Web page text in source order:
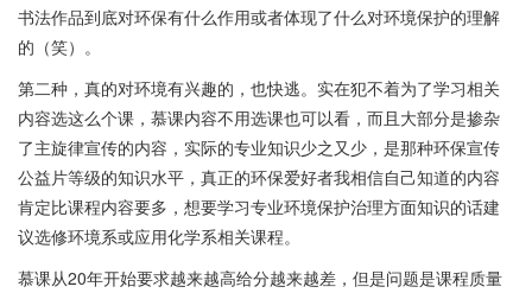
书法作品到底对环保有什么作用或者体现了什么对环境保护的理解
的（笑）。
第二种，真的对环境有兴趣的，也快逃。实在犯不着为了学习相关
内容选这么个课，慕课内容不用选课也可以看，而且大部分是掺杂
了主旋律宣传的内容，实际的专业知识少之又少，是那种环保宣传
公益片等级的知识水平，真正的环保爱好者我相信自己知道的内容
肯定比课程内容要多，想要学习专业环境保护治理方面知识的话建
议选修环境系或应用化学系相关课程。
慕课从20年开始要求越来越高给分越来越差，但是问题是课程质量